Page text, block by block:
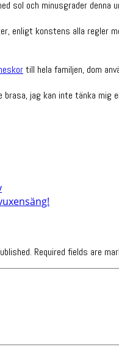
sol och minusgrader
enligt konstens alla regler
till hela familjen, dom
jag kan inte tänka mig
Required fields are